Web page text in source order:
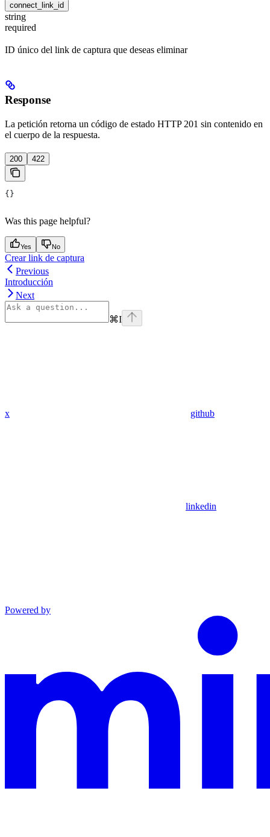
connect_link_id
string
required
ID único del link de captura que deseas eliminar
Response
La petición retorna un código de estado HTTP 201 sin contenido en
el cuerpo de la respuesta.
200 422
{}
Was this page helpful?
Yes No
Crear link de captura
Previous
Introducción
Next
⌘I
x github
linkedin
Powered by